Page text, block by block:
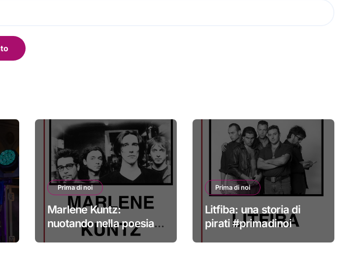
Prima di noi
Marlene Kuntz:
nuotando nella poesia
#primadinoi
Prima di noi
Litfiba: una storia di
pirati #primadinoi